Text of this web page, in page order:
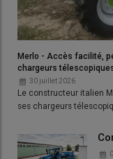
fabricants d’engrais
production. Pour
gaz naturel importé,
l’ammoniac (NH3) et
Luc Ferreol.
jusqu’en
Merlo - Accès facilité,
chargeurs
30 juillet 2026
Le constructeur italien
ses chargeurs